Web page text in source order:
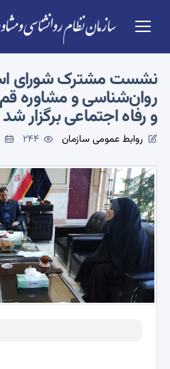
نشست مشترک شورای
روان‌شناسی و مشاوره قم
و رفاه اجتماعی برگزار شد
روابط عمومی سازمان 244